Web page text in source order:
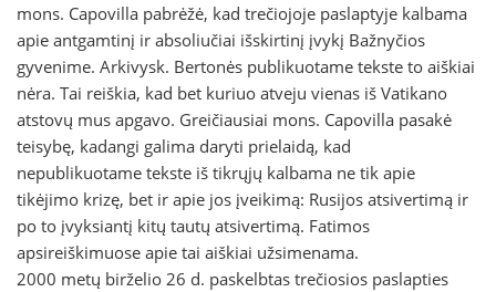
mons. Capovilla pabrėžė, kad trečiojoje paslaptyje kalbama
apie antgamtinį ir absoliučiai išskirtinį įvykį Bažnyčios
gyvenime. Arkivysk. Bertonės publikuotame tekste to aiškiai
nėra. Tai reiškia, kad bet kuriuo atveju vienas iš Vatikano
atstovų mus apgavo. Greičiausiai mons. Capovilla pasakė
teisybę, kadangi galima daryti prielaidą, kad
nepublikuotame tekste iš tikrųjų kalbama ne tik apie
tikėjimo krizę, bet ir apie jos įveikimą: Rusijos atsivertimą ir
po to įvyksiantį kitų tautų atsivertimą. Fatimos
apsireiškimuose apie tai aiškiai užsimenama.
2000 metų birželio 26 d. paskelbtas trečiosios paslapties